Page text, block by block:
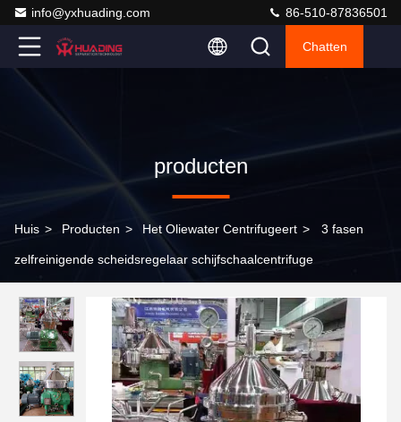
info@yxhuading.com 86-510-87836501
Chatten
producten
Huis > Producten > Het Oliewater Centrifugeert > 3 fasen
zelfreinigende scheidsregelaar schijfschaalcentrifuge